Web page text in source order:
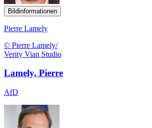
Bildinformationen
Pierre Lamely
© Pierre Lamely/
Verity Vian Studio
Lamely, Pierre
AfD